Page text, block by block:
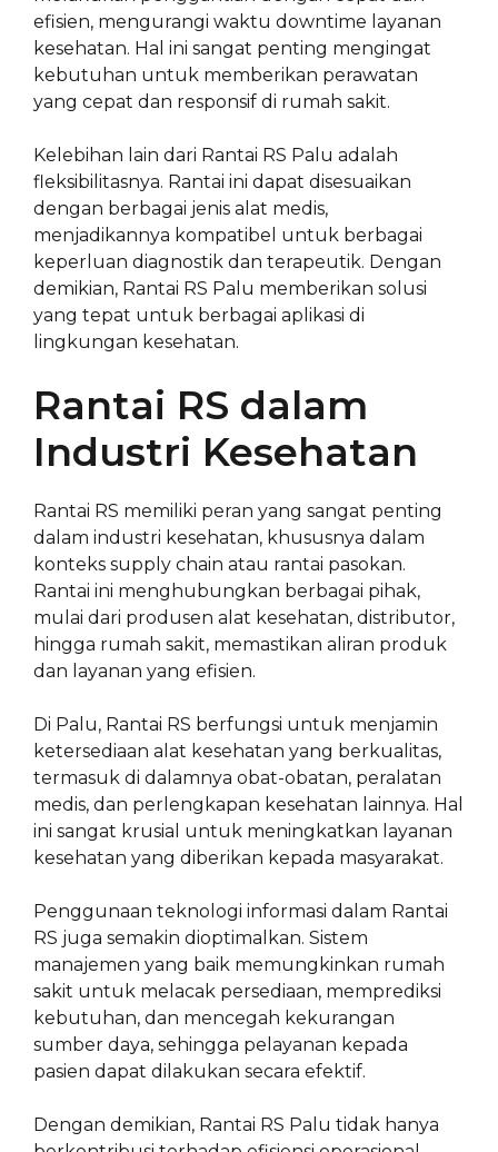
efisien, mengurangi waktu downtime layanan
kesehatan. Hal ini sangat penting mengingat
kebutuhan untuk memberikan perawatan
yang cepat dan responsif di rumah sakit.
Kelebihan lain dari Rantai RS Palu adalah
fleksibilitasnya. Rantai ini dapat disesuaikan
dengan berbagai jenis alat medis,
menjadikannya kompatibel untuk berbagai
keperluan diagnostik dan terapeutik. Dengan
demikian, Rantai RS Palu memberikan solusi
yang tepat untuk berbagai aplikasi di
lingkungan kesehatan.
Rantai RS dalam
Industri Kesehatan
Rantai RS memiliki peran yang sangat penting
dalam industri kesehatan, khususnya dalam
konteks supply chain atau rantai pasokan.
Rantai ini menghubungkan berbagai pihak,
mulai dari produsen alat kesehatan, distributor,
hingga rumah sakit, memastikan aliran produk
dan layanan yang efisien.
Di Palu, Rantai RS berfungsi untuk menjamin
ketersediaan alat kesehatan yang berkualitas,
termasuk di dalamnya obat-obatan, peralatan
medis, dan perlengkapan kesehatan lainnya. Hal
ini sangat krusial untuk meningkatkan layanan
kesehatan yang diberikan kepada masyarakat.
Penggunaan teknologi informasi dalam Rantai
RS juga semakin dioptimalkan. Sistem
manajemen yang baik memungkinkan rumah
sakit untuk melacak persediaan, memprediksi
kebutuhan, dan mencegah kekurangan
sumber daya, sehingga pelayanan kepada
pasien dapat dilakukan secara efektif.
Dengan demikian, Rantai RS Palu tidak hanya